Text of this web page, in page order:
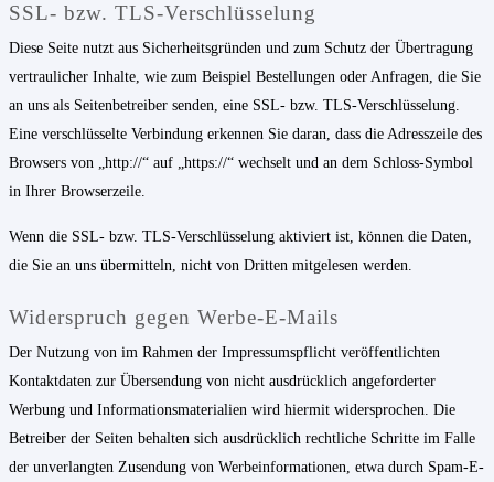
SSL- bzw. TLS-Verschlüsselung
Diese Seite nutzt aus Sicherheitsgründen und zum Schutz der Übertragung
vertraulicher Inhalte, wie zum Beispiel Bestellungen oder Anfragen, die Sie
an uns als Seitenbetreiber senden, eine SSL- bzw. TLS-Verschlüsselung.
Eine verschlüsselte Verbindung erkennen Sie daran, dass die Adresszeile des
Browsers von „http://“ auf „https://“ wechselt und an dem Schloss-Symbol
in Ihrer Browserzeile.
Wenn die SSL- bzw. TLS-Verschlüsselung aktiviert ist, können die Daten,
die Sie an uns übermitteln, nicht von Dritten mitgelesen werden.
Widerspruch gegen Werbe-E-Mails
Der Nutzung von im Rahmen der Impressumspflicht veröffentlichten
Kontaktdaten zur Übersendung von nicht ausdrücklich angeforderter
Werbung und Informationsmaterialien wird hiermit widersprochen. Die
Betreiber der Seiten behalten sich ausdrücklich rechtliche Schritte im Falle
der unverlangten Zusendung von Werbeinformationen, etwa durch Spam-E-